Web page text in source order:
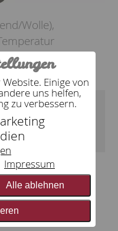
Wolle),
-
Polyacryl, 7
Einige von
uns helfen,
zu verbessern.
Impressum
Alle ablehnen